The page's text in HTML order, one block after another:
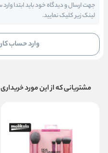
جهت ارسال و دیدگاه خود باید ابتدا
لینک زیر کلیک نمایید.
وارد حساب
مشتریانی که از این مورد خریداری